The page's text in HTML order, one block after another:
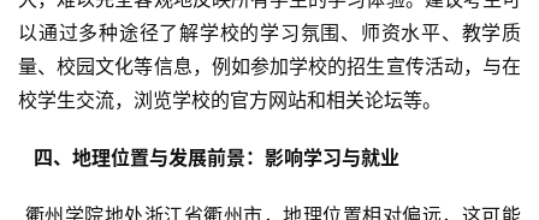
以通过多种途径了解学校的学习氛围、师资水平、教学质
量、校园文化等信息，例如参加学校的招生宣传活动，与在
校学生交流，浏览学校的官方网站和相关论坛等。
  四、地理位置与发展前景：影响学习与就业